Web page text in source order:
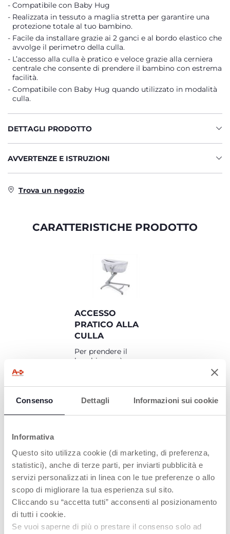
Consenso Dettagli Informazioni sui cookie
Informativa
Questo sito utilizza cookie (di marketing, di preferenza,
statistici), anche di terze parti, per inviarti pubblicità e
servizi personalizzati in linea con le tue preferenze o allo
scopo di migliorare la tua esperienza sul sito.
Cliccando su “accetta tutti” acconsenti al posizionamento
di tutti i cookie.
Se vuoi saperne di più o prestare il consenso solo ad
Compatibile con Baby Hug
Realizzata in tessuto a maglia stretta per garantire una
protezione totale al tuo bambino.
Facile da installare grazie ai 2 ganci e al bordo elastico che
avvolge il perimetro della culla.
L’accesso alla culla è pratico e veloce grazie alla cerniera
centrale che consente di prendere il bambino con estrema
facilità.
Compatibile con Baby Hug quando utilizzato in modalità
culla.
DETTAGLI PRODOTTO
AVVERTENZE E ISTRUZIONI
Trova un negozio
CARATTERISTICHE PRODOTTO
ACCESSO
PRATICO ALLA
CULLA
Per prendere il
bambino sarà
PRODOTTI CHE POTREBBERO
INTERESSARTI